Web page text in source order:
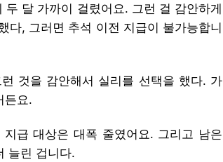
달 가까이 걸렸어요. 그런 걸 감안하게
다, 그러면 추석 이전 지급이 불가능합니
것을 감안해서 실리를 선택을 했다. 가
든요.
급 대상은 대폭 줄였어요. 그리고 남은
늘린 겁니다.